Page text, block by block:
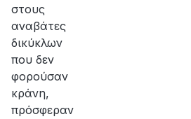
στους
αναβάτες
δικύκλων
που δεν
φορούσαν
κράνη,
πρόσφεραν